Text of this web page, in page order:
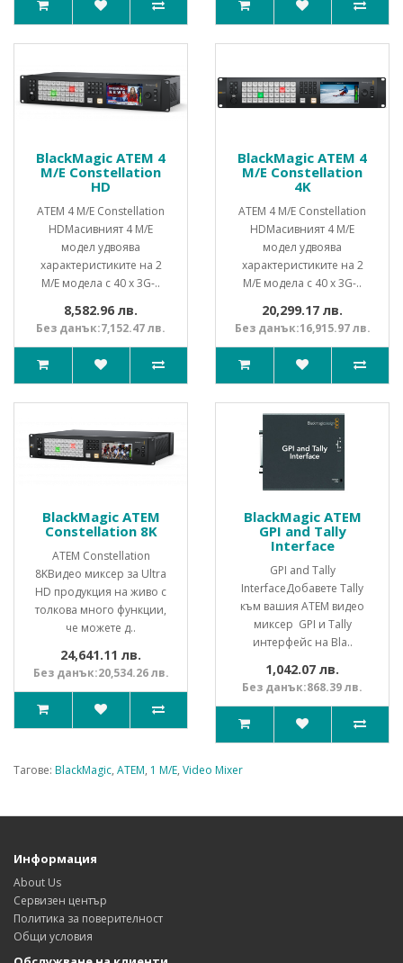
BlackMagic ATEM 4
M/E Constellation
HD
ATEM 4 M/E Constellation
HDМасивният 4 M/E
модел удвоява
характеристиките на 2
M/E модела с 40 x 3G-..
8,582.96 лв.
Без данък:7,152.47 лв.
BlackMagic ATEM 4
M/E Constellation
4K
ATEM 4 M/E Constellation
HDМасивният 4 M/E
модел удвоява
характеристиките на 2
M/E модела с 40 x 3G-..
20,299.17 лв.
Без данък:16,915.97 лв.
BlackMagic ATEM
Constellation 8K
ATEM Constellation
8KВидео миксер за Ultra
HD продукция на живо с
толкова много функции,
че можете д..
24,641.11 лв.
Без данък:20,534.26 лв.
BlackMagic ATEM
GPI and Tally
Interface
GPI and Tally
InterfaceДобавете Tally
към вашия ATEM видео
миксер GPI и Tally
интерфейс на Bla..
1,042.07 лв.
Без данък:868.39 лв.
Тагове: BlackMagic, ATEM, 1 M/E, Video Mixer
Информация
About Us
Сервизен център
Политика за поверителност
Общи условия